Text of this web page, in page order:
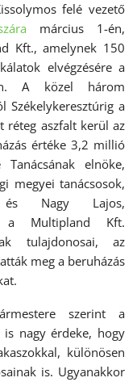
felé vezető
március 1-én,
Kft., amelynek 150
elvégzésére a
A közel három
Székelykeresztúrig a
réteg aszfalt kerül az
értéke 3,2 millió
elnöke,
megyei tanácsosok,
és Nagy Lajos,
a Multipland Kft.
tulajdonosai, az
meg a beruházás
szerint a
nagy érdeke, hogy
különösen
is. Ugyanakkor